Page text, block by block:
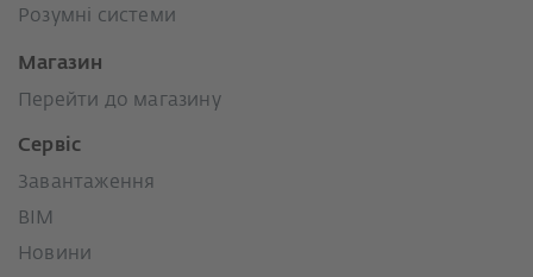
Розумні системи
Магазин
Перейти до магазину
Сервіс
Завантаження
BIM
Новини